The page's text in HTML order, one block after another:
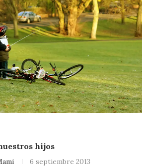
hijos
6 septiembre 2013